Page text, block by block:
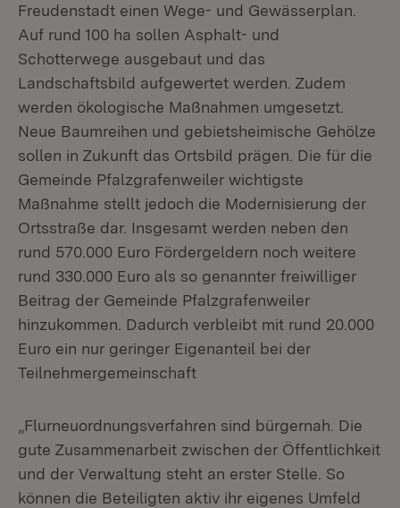
Freudenstadt einen Wege- und Gewässerplan.
Auf rund 100 ha sollen Asphalt- und
Schotterwege ausgebaut und das
Landschaftsbild aufgewertet werden. Zudem
werden ökologische Maßnahmen umgesetzt.
Neue Baumreihen und gebietsheimische Gehölze
sollen in Zukunft das Ortsbild prägen. Die für die
Gemeinde Pfalzgrafenweiler wichtigste
Maßnahme stellt jedoch die Modernisierung der
Ortsstraße dar. Insgesamt werden neben den
rund 570.000 Euro Fördergeldern noch weitere
rund 330.000 Euro als so genannter freiwilliger
Beitrag der Gemeinde Pfalzgrafenweiler
hinzukommen. Dadurch verbleibt mit rund 20.000
Euro ein nur geringer Eigenanteil bei der
Teilnehmergemeinschaft
„Flurneuordnungsverfahren sind bürgernah. Die
gute Zusammenarbeit zwischen der Öffentlichkeit
und der Verwaltung steht an erster Stelle. So
können die Beteiligten aktiv ihr eigenes Umfeld